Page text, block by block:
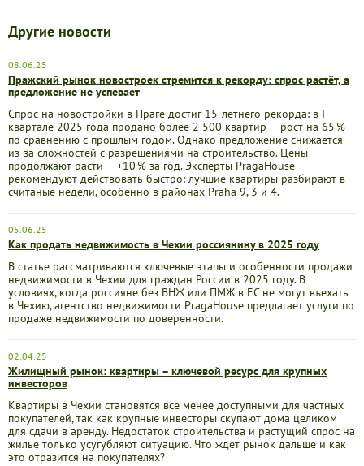
Другие новости
08.06.25
Пражский рынок новостроек стремится к рекорду: спрос растёт, а
предложение не успевает
Спрос на новостройки в Праге достиг 15-летнего рекорда: в I
квартале 2025 года продано более 2 500 квартир — рост на 65 %
по сравнению с прошлым годом. Однако предложение снижается
из-за сложностей с разрешениями на строительство. Цены
продолжают расти — +10 % за год. Эксперты PragaHouse
рекомендуют действовать быстро: лучшие квартиры разбирают в
считаные недели, особенно в районах Praha 9, 3 и 4.
05.06.25
Как продать недвижимость в Чехии россиянину в 2025 году
В статье рассматриваются ключевые этапы и особенности продажи
недвижимости в Чехии для граждан России в 2025 году. В
условиях, когда россияне без ВНЖ или ПМЖ в ЕС не могут въехать
в Чехию, агентство недвижимости PragaHouse предлагает услуги по
продаже недвижимости по доверенности.
02.04.25
Жилищный рынок: квартиры – ключевой ресурс для крупных
инвесторов
Квартиры в Чехии становятся все менее доступными для частных
покупателей, так как крупные инвесторы скупают дома целиком
для сдачи в аренду. Недостаток строительства и растущий спрос на
жилье только усугубляют ситуацию. Что ждет рынок дальше и как
это отразится на покупателях?